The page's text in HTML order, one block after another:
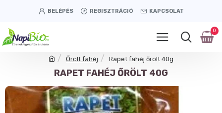
BELÉPÉS REGISZTRÁCIÓ KAPCSOLAT
0
Őrölt fahéj Rapet fahéj őrölt 40g
RAPET FAHÉJ ŐRÖLT 40G